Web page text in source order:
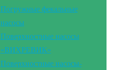
Погружные фекальные
насосы
Поверхностные насосы
«ВИХРЕВИК»
Поверхностные насосы-